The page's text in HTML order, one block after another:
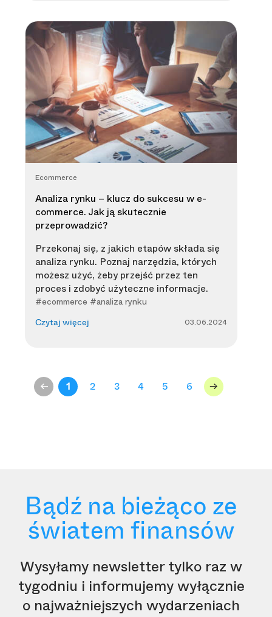
Ecommerce
Analiza rynku – klucz do sukcesu w e-
commerce. Jak ją skutecznie
przeprowadzić?
Przekonaj się, z jakich etapów składa się
analiza rynku. Poznaj narzędzia, których
możesz użyć, żeby przejść przez ten
proces i zdobyć użyteczne informacje.
#ecommerce #analiza rynku
Czytaj więcej 03.06.2024
<- 1 2 3 4 5 6 ->
Bądź na bieżąco ze
światem finansów
Wysyłamy newsletter tylko raz w
tygodniu i informujemy wyłącznie
o najważniejszych wydarzeniach